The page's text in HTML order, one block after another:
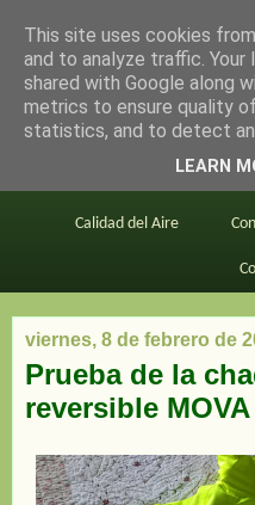
en bici por
Este blog
Calidad del Aire
viernes, 8 de febrero de
Prueba de la
reversible MOVA
This site uses cookies
and to analyze traffic. Your
shared with Google along
metrics to ensure quality
statistics, and to detect
LEARN